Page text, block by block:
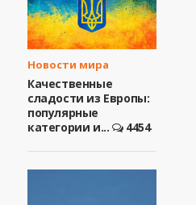
Новости мира
Качественные
сладости из Европы:
популярные
категории и...
4454